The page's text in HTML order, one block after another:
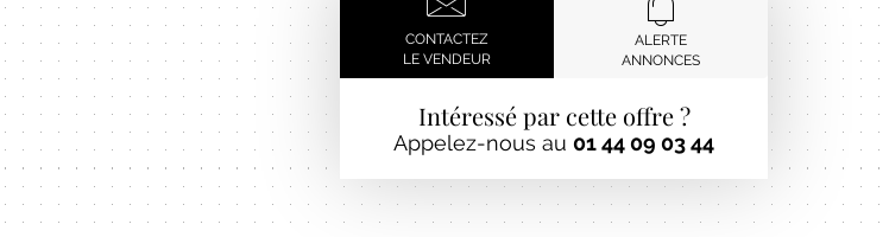
CONTACTEZ
LE VENDEUR
ALERTE
ANNONCES
Intéressé par cette offre ?
Appelez-nous au 01 44 09 03 44